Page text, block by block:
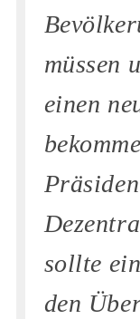
müssen
einen
sollte
den